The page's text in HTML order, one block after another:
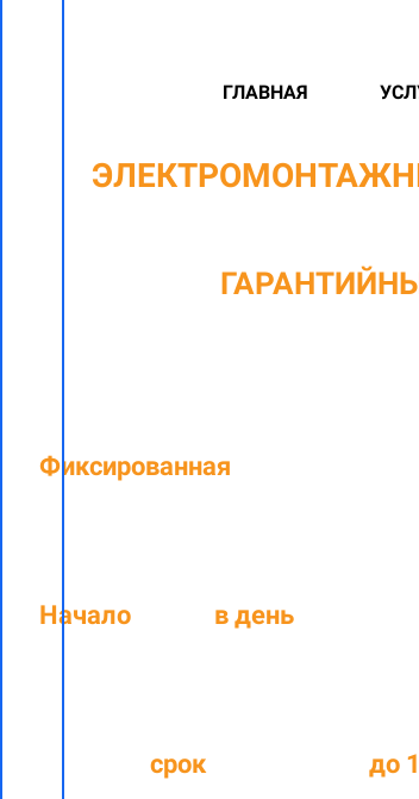
ГЛАВНАЯ
Фиксированная
Начало в день
сроквыполнения до